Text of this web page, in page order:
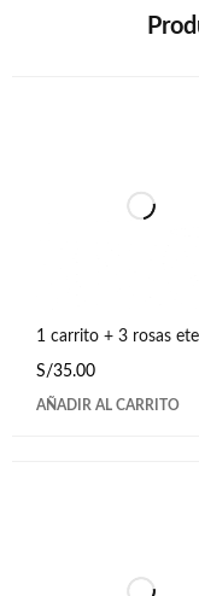
1 carrito + 3 rosas
S/35.00
AÑADIR AL CARRITO